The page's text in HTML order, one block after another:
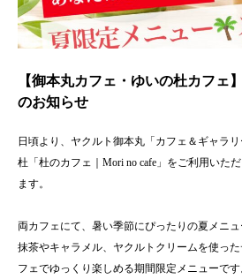
【御本丸カフェ・ゆいの杜カフェ
のお知らせ
日頃より、ヤクルト御本丸「カフェ＆ギャラ
杜「杜のカフェ｜Mori no cafe」をご利用いた
ます。
両カフェにて、暑い季節にぴったりの夏メニュ
抹茶やキャラメル、ヤクルトクリームを使っ
フェでゆっくり楽しめる期間限定メニューです